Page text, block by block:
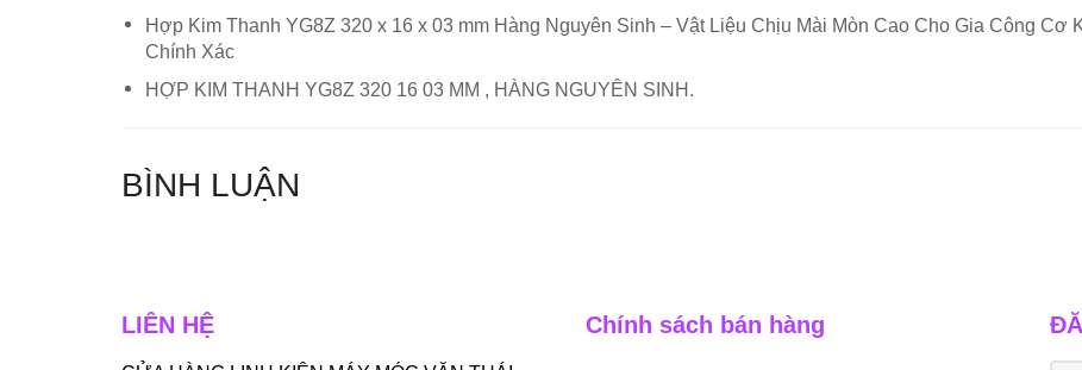
Hợp Kim Thanh YG8Z 320 x 16 x 03 mm Hàng Nguyên Sinh – Vật Liệu Chịu Mài Mòn Cao Cho Gia Công Cơ
Chính Xác
HỢP KIM THANH YG8Z 320 16 03 MM , HÀNG NGUYÊN SINH.
BÌNH LUẬN
LIÊN HỆ Chính sách bán hàng